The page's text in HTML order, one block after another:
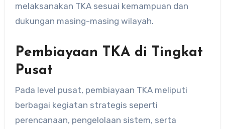
melaksanakan TKA sesuai kemampuan dan
dukungan masing-masing wilayah.
Pembiayaan TKA di Tingkat
Pusat
Pada level pusat, pembiayaan TKA meliputi
berbagai kegiatan strategis seperti
perencanaan, pengelolaan sistem, serta